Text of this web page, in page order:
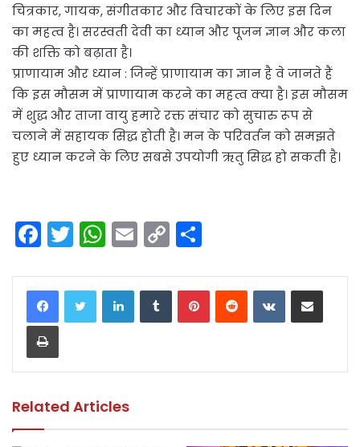
चित्रकार, गायक, संगीतकार और विचारकों के लिए इस दिन
का महत्व है। सरस्वती देवी का ध्यान और पूजन ज्ञान और कला
की शक्ति को बढ़ाता है।
प्राणायाम और ध्यान : जिन्हें प्राणायाम का ज्ञान है वे जानते हैं
कि इस मौसम में प्राणायाम करने का महत्व क्या है। इस मौसम
में शुद्ध और ताजा वायु हमारे रक्त संचार को सुचारु रूप से
चलाने में सहायक सिद्ध होती है। मन के परिवर्तन को समझते
हुए ध्यान करने के लिए सबसे उपयोगी ऋतु सिद्ध हो सकती है।
F
c
e
b
o
k
T
itt
er
W
a
ts
p
E
ai
l
C
p
y
n
ar
e
LinkedInTumblrPinterestReddit VKontakteShare via Email
Print
Related Articles